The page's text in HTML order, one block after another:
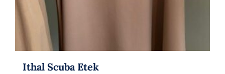
Ithal Scuba Etek